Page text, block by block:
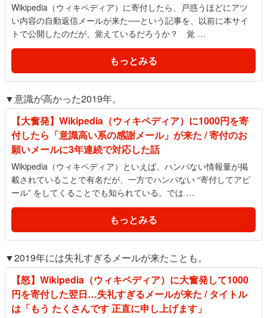
Wikipedia（ウィキペディア）に寄付したら、戸惑うほどにアツ
い内容の自動返信メールが来た──という記事を、以前に本サイ
トで公開したのだが、覚えているだろうか？ 覚 …
もっとみる
▼意識が高かった2019年。
【大奮発】Wikipedia（ウィキペディア）に1000円を寄
付したら「意識高い系の感謝メール」が来た / 寄付のお
願いメールに3年連続で対応した話
Wikipedia（ウィキペディア）といえば、ハンパない情報量が掲
載されていることで有名だが、一方でハンパない “寄付してアピ
ール” をしてくることでも知られている。では …
もっとみる
▼2019年には失礼すぎるメールが来たことも。
【怒】Wikipedia（ウィキペディア）に大奮発して1000
円を寄付した翌日…失礼すぎるメールが来た / タイトル
は「もう たくさんです 正直に申し上げます」